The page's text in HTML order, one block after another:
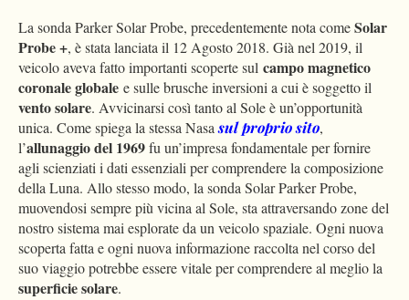
La sonda Parker Solar Probe, precedentemente nota comeSolar
Probe +, è stata lanciata il 12 Agosto 2018. Già nel 2019, il
veicolo aveva fatto importanti scoperte sul campo magnetico
coronale globale e sulle brusche inversioni a cui è soggetto il
vento solare. Avvicinarsi così tanto al Sole è un’opportunità
unica. Come spiega la stessa Nasasul proprio sito,
l’allunaggio del 1969fu un’impresa fondamentale per fornire
agli scienziati i dati essenziali per comprendere la composizione
della Luna. Allo stesso modo, la sonda Solar Parker Probe,
muovendosi sempre più vicina al Sole, sta attraversando zone del
nostro sistema mai esplorate da un veicolo spaziale. Ogni nuova
scoperta fatta e ogni nuova informazione raccolta nel corso del
suo viaggio potrebbe essere vitale per comprendere al meglio la
superficie solare.